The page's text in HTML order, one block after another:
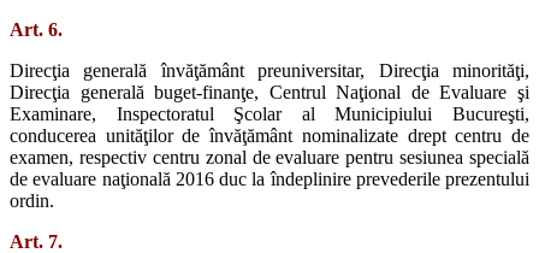
Art. 6.
Direcţia generală învăţământ preuniversitar, Direcţia minorităţi,
Direcţia generală buget-finanţe, Centrul Naţional de Evaluare şi
Examinare, Inspectoratul Şcolar al Municipiului Bucureşti,
conducerea unităţilor de învăţământ nominalizate drept centru de
examen, respectiv centru zonal de evaluare pentru sesiunea specială
de evaluare naţională 2016 duc la îndeplinire prevederile prezentului
ordin.
Art. 7.